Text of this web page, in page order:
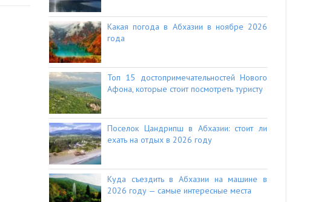
Какая погода в Абхазии в ноябре 2026
года
Топ 15 достопримечательностей Нового
Афона, которые стоит посмотреть туристу
Поселок Цандрипш в Абхазии: стоит ли
ехать на отдых в 2026 году
Куда съездить в Абхазии на машине в
2026 году — самые интересные места